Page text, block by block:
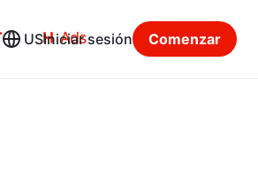
Ads
USIniciar sesión Comenzar